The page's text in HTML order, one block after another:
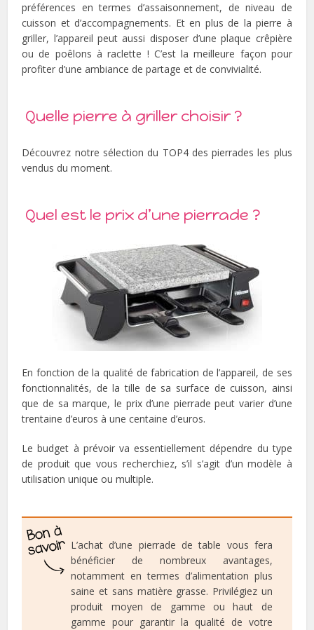
préférences en termes d’assaisonnement, de niveau de
cuisson et d’accompagnements. Et en plus de la pierre à
griller, l’appareil peut aussi disposer d’une plaque crêpière
ou de poêlons à raclette ! C’est la meilleure façon pour
profiter d’une ambiance de partage et de convivialité.
Quelle pierre à griller choisir ?
Découvrez notre sélection du TOP4 des pierrades les plus
vendus du moment.
Quel est le prix d’une pierrade ?
En fonction de la qualité de fabrication de l’appareil, de ses
fonctionnalités, de la tille de sa surface de cuisson, ainsi
que de sa marque, le prix d’une pierrade peut varier d’une
trentaine d’euros à une centaine d’euros.
Le budget à prévoir va essentiellement dépendre du type
de produit que vous recherchiez, s’il s’agit d’un modèle à
utilisation unique ou multiple.
L’achat d’une pierrade de table vous fera
bénéficier de nombreux avantages,
notamment en termes d’alimentation plus
saine et sans matière grasse. Privilégiez un
produit moyen de gamme ou haut de
gamme pour garantir la qualité de votre